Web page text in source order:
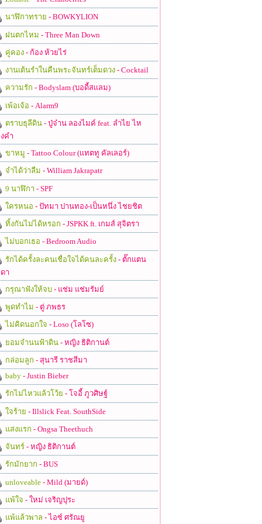
นาฬิกาทราย - BOWKYLION
ฝนตกไหม - Three Man Down
คู่คอง- ก้อง ห้วยไร่
งานเต้นรำในคืนพระจันทร์เต็มดวง- Cocktail
ความรัก - Bodyslam (บอดี้สแลม)
เพ้อเจ้อ - Alarm9
ตราบธุลีดิน- ปู่จ๋าน ลองไมค์ feat. ลำไย ไห
คำ
ขาหมู - Tattoo Colour (แทตทู คัลเลอร์)
จำได้ว่าลืม - William Jakrapatr
9 นาฬิกา - SPF
ใครหนอ - ปัทมา ปานทอง-เป็นหนึ่ง ไชยชิต
ทิ้งกันไม่ได้หรอก - JSPKK ft. เกมส์ สุจิตรา
ไม่บอกเธอ - Bedroom Audio
รักได้ครั้งละคนเชื่อใจได้คนละครั้ง- ตั๊กแตน
า
กรุณาฟังให้จบ- แช่ม แช่มรัมย์
พูดทำไม - ตู่ ภพธร
ไม่คิดนอกใจ - Loso (โลโซ)
ยอมจำนนฟ้าดิน- หญิง ธิติกานต์
กล่อมลูก - สุนารี ราชสีมา
baby- Justin Bieber
รักไม่ไหวแล้วโว้ย - โจอี้ ภูวศิษฐ์
ใจร้าย - Illslick Feat. SouthSide
แสงแรก - Ongsa Theethuch
จันทร์- หญิง ธิติกานต์
รักมักยาก - BUS
unloveable- Mild (มายด์)
แพ้ใจ - ใหม่ เจริญปุระ
แพ้แล้วพาล - ไอซ์ ศรัณยู